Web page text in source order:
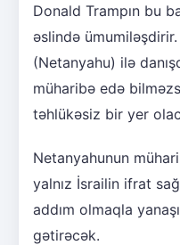
Donald Trampın bu
əslində
(Netanyahu) ilə
müharibə edə
təhlükəsiz bir yer
Netanyahunun
yalnız İsrailin ifrat
addım olmaqla
gətirəcək.